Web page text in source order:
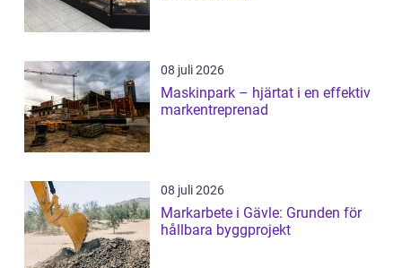
08 juli 2026
Maskinpark – hjärtat i en effektiv
markentreprenad
08 juli 2026
Markarbete i Gävle: Grunden för
hållbara byggprojekt